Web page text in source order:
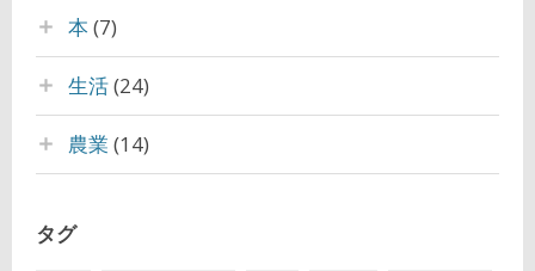
本 (7)
生活(24)
農業 (14)
タグ